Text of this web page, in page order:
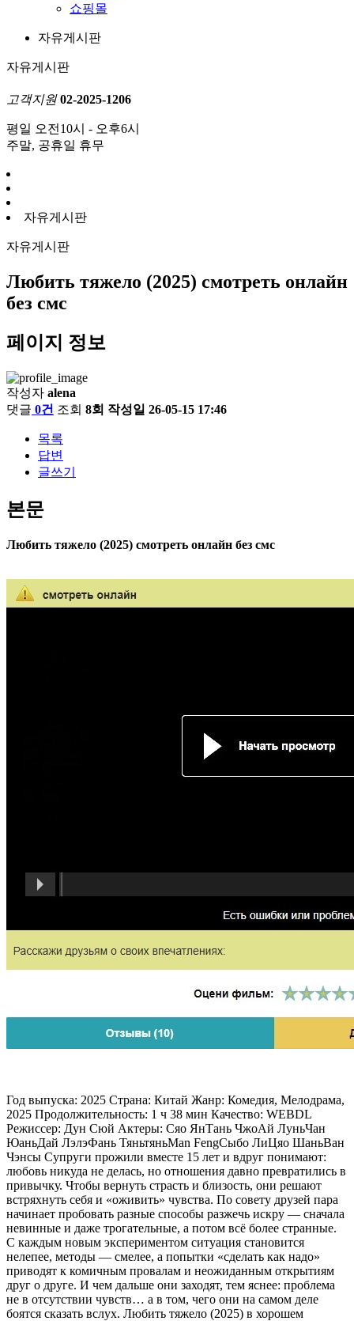
쇼핑몰
자유게시판
자유게시판
고객지원 02-2025-1206
평일 오전10시 - 오후6시
주말, 공휴일 휴무
자유게시판
자유게시판
Любить тяжело (2025) смотреть онлайн
без смс
페이지 정보
작성자 alena
댓글 0건 조회 8회 작성일 26-05-15 17:46
목록
답변
글쓰기
본문
Любить тяжело (2025) смотреть онлайн без смс
Год выпуска: 2025 Страна: Китай Жанр: Комедия, Мелодрама,
2025 Продолжительность: 1 ч 38 мин Качество: WEBDL
Режиссер: Дун Сюй Актеры: Сяо ЯнТань ЧжоАй ЛуньЧан
ЮаньДай ЛэлэФань ТяньтяньMan FengСыбо ЛиЦяо ШаньВан
Чэнсы Супруги прожили вместе 15 лет и вдруг понимают:
любовь никуда не делась, но отношения давно превратились в
привычку. Чтобы вернуть страсть и близость, они решают
встряхнуть себя и «оживить» чувства. По совету друзей пара
начинает пробовать разные способы разжечь искру — сначала
невинные и даже трогательные, а потом всё более странные.
С каждым новым экспериментом ситуация становится
нелепее, методы — смелее, а попытки «сделать как надо»
приводят к комичным провалам и неожиданным открытиям
друг о друге. И чем дальше они заходят, тем яснее: проблема
не в отсутствии чувств… а в том, чего они на самом деле
боятся сказать вслух. Любить тяжело (2025) в хорошем